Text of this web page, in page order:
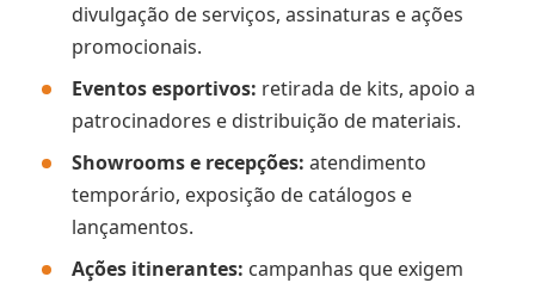
divulgação de serviços, assinaturas e ações
promocionais.
Eventos esportivos: retirada de kits, apoio a
patrocinadores e distribuição de materiais.
Showrooms e recepções: atendimento
temporário, exposição de catálogos e
lançamentos.
Ações itinerantes: campanhas que exigem